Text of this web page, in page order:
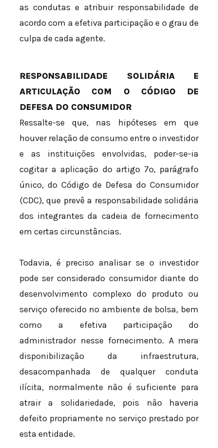
as condutas e atribuir responsabilidade de
acordo com a efetiva participação e o grau de
culpa de cada agente.
RESPONSABILIDADE SOLIDÁRIA E
ARTICULAÇÃO COM O CÓDIGO DE
DEFESA DO CONSUMIDOR
Ressalte-se que, nas hipóteses em que
houver relação de consumo entre o investidor
e as instituições envolvidas, poder-se-ia
cogitar a aplicação do artigo 7º, parágrafo
único, do Código de Defesa do Consumidor
(CDC), que prevê a responsabilidade solidária
dos integrantes da cadeia de fornecimento
em certas circunstâncias.
Todavia, é preciso analisar se o investidor
pode ser considerado consumidor diante do
desenvolvimento complexo do produto ou
serviço oferecido no ambiente de bolsa, bem
como a efetiva participação do
administrador nesse fornecimento. A mera
disponibilização da infraestrutura,
desacompanhada de qualquer conduta
ilícita, normalmente não é suficiente para
atrair a solidariedade, pois não haveria
defeito propriamente no serviço prestado por
esta entidade.